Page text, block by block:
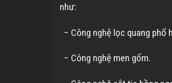
như:
− Công nghệ lọc quang phổ
− Công nghệ men gốm.